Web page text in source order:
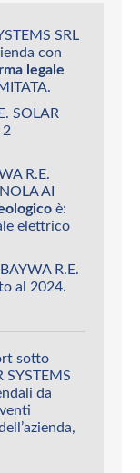
SRL
con
legale
SOLAR
2
R.E.
AI
è:
elettrico
R.E.
al 2024.
sotto
SYSTEMS
da